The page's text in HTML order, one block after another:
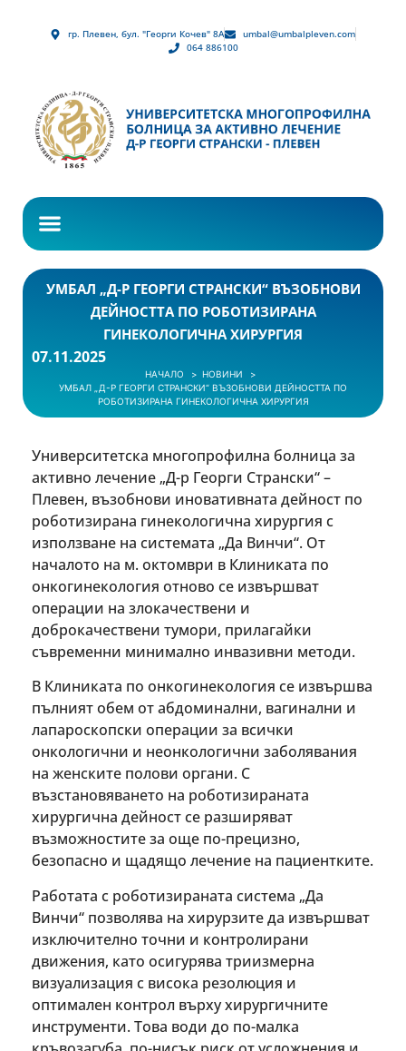
гр. Плевен, бул. "Георги Кочев" 8А
umbal@umbalpleven.com
064 886100
УМБАЛ „Д-Р ГЕОРГИ СТРАНСКИ“ ВЪЗОБНОВИ
ДЕЙНОСТТА ПО РОБОТИЗИРАНА
ГИНЕКОЛОГИЧНА ХИРУРГИЯ
07.11.2025
НАЧАЛО
НОВИНИ
УМБАЛ „Д-Р ГЕОРГИ СТРАНСКИ“ ВЪЗОБНОВИ ДЕЙНОСТТА ПО
РОБОТИЗИРАНА ГИНЕКОЛОГИЧНА ХИРУРГИЯ
Университетска многопрофилна болница за
активно лечение „Д-р Георги Странски“ –
Плевен, възобнови иновативната дейност по
роботизирана гинекологична хирургия с
използване на системата „Да Винчи“. От
началото на м. октомври в Клиниката по
онкогинекология отново се извършват
операции на злокачествени и
доброкачествени тумори, прилагайки
съвременни минимално инвазивни методи.
В Клиниката по онкогинекология се извършва
пълният обем от абдоминални, вагинални и
лапароскопски операции за всички
онкологични и неонкологични заболявания
на женските полови органи. С
възстановяването на роботизираната
хирургична дейност се разширяват
възможностите за още по-прецизно,
безопасно и щадящо лечение на пациентките.
Работата с роботизираната система „Да
Винчи“ позволява на хирурзите да извършват
изключително точни и контролирани
движения, като осигурява триизмерна
визуализация с висока резолюция и
оптимален контрол върху хирургичните
инструменти. Това води до по-малка